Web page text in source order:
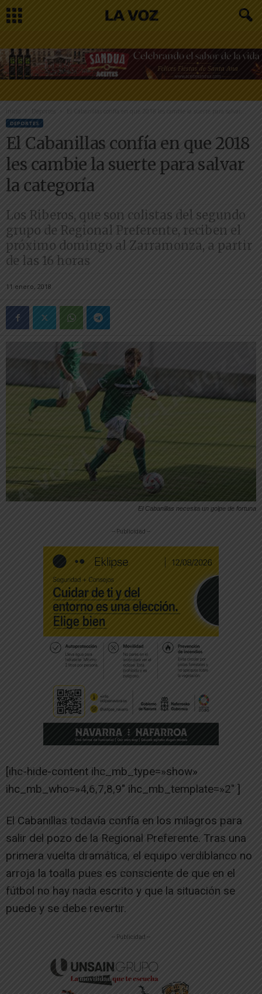
Inicio El Cabanillas confía en que 2018 les cambie la suerte para salvar...
DEPORTES
El Cabanillas confía en que 2018
les cambie la suerte para salvar
la categoría
Los Riberos, que son colistas del segundo
grupo de Regional Preferente, reciben el
próximo domingo al Zarramonza, a partir
de las 16 horas
11 enero, 2018
El Cabanillas necesita un golpe de fortuna
-- Publicidad --
[ihc-hide-content ihc_mb_type=»show»
ihc_mb_who=»4,6,7,8,9″ ihc_mb_template=»2″ ]
El Cabanillas todavía confía en los milagros para
salir del pozo de la Regional Preferente. Tras una
primera vuelta dramática, el equipo verdiblanco no
arroja la toalla pues es consciente de que en el
fútbol no hay nada escrito y que la situación se
puede y se debe revertir.
-- Publicidad --